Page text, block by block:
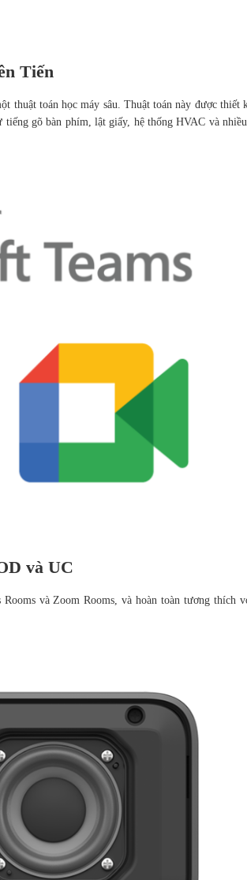
Tiến
toán học máy sâu. Thuật toán này được thiết
gõ bàn phím, lật giấy, hệ thống HVAC và
và UC
và Zoom Rooms, và hoàn toàn tương thích